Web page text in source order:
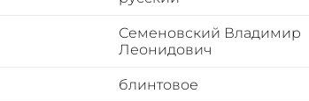
Семеновский Владимир
Леонидович
блинтовое